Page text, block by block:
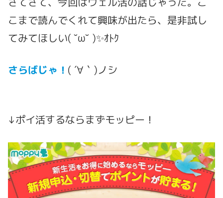
こまで読んでくれて興味が出たら、是非試し
てみてほしい( ˘ω˘ )✨ｵﾄｸ
さらばじゃ！ ( ´∀｀)ノシ
↓ポイ活するならまずモッピー！